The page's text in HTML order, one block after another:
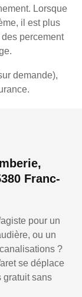
Lorsque
il est plus
percement
demande),
Franc-
pour un
ou un
?
se déplace
gratuit sans